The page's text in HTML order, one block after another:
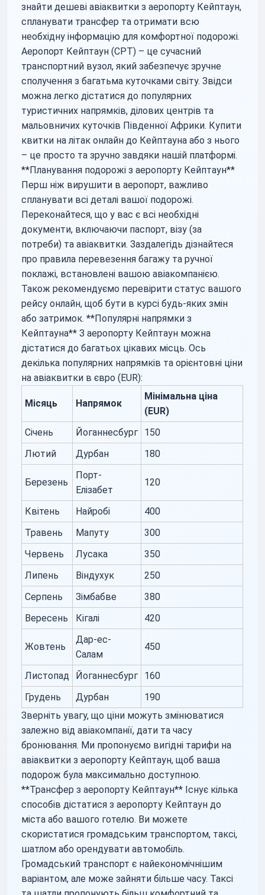
знайти дешеві авіаквитки з аеропорту Кейптаун,
спланувати трансфер та отримати всю
необхідну інформацію для комфортної подорожі.
Аеропорт Кейптаун (CPT) – це сучасний
транспортний вузол, який забезпечує зручне
сполучення з багатьма куточками світу. Звідси
можна легко дістатися до популярних
туристичних напрямків, ділових центрів та
мальовничих куточків Південної Африки. Купити
квитки на літак онлайн до Кейптауна або з нього
– це просто та зручно завдяки нашій платформі.
**Планування подорожі з аеропорту Кейптаун**
Перш ніж вирушити в аеропорт, важливо
спланувати всі деталі вашої подорожі.
Переконайтеся, що у вас є всі необхідні
документи, включаючи паспорт, візу (за
потреби) та авіаквитки. Заздалегідь дізнайтеся
про правила перевезення багажу та ручної
поклажі, встановлені вашою авіакомпанією.
Також рекомендуємо перевірити статус вашого
рейсу онлайн, щоб бути в курсі будь-яких змін
або затримок. **Популярні напрямки з
Кейптауна** З аеропорту Кейптаун можна
дістатися до багатьох цікавих місць. Ось
декілька популярних напрямків та орієнтовні ціни
на авіаквитки в євро (EUR):
Місяць Напрямок
Мінімальна ціна
(EUR)
Січень
Йоганнесбург
150
Лютий
Дурбан 180
Березень
Порт-
Елізабет
120
Квітень Найробі
400
Травень
Мапуту
300
Червень
Лусака
350
Липень
Віндухук
250
Серпень
Зімбабве
380
Вересень
Кігалі 420
Жовтень
Дар-ес-
Салам
450
Листопад Йоганнесбург
160
Грудень
Дурбан
190
Зверніть увагу, що ціни можуть змінюватися
залежно від авіакомпанії, дати та часу
бронювання. Ми пропонуємо вигідні тарифи на
авіаквитки з аеропорту Кейптаун, щоб ваша
подорож була максимально доступною.
**Трансфер з аеропорту Кейптаун** Існує кілька
способів дістатися з аеропорту Кейптаун до
міста або вашого готелю. Ви можете
скористатися громадським транспортом, таксі,
шатлом або орендувати автомобіль.
Громадський транспорт є найекономічнішим
варіантом, але може зайняти більше часу. Таксі